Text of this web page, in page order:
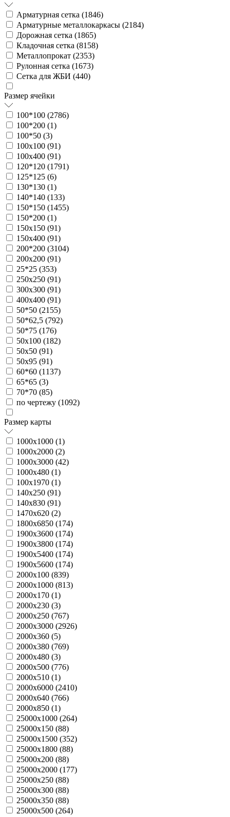
Арматурная сетка (1846)
Арматурные металлокаркасы (2184)
Дорожная сетка (1865)
Кладочная сетка (8158)
Металлопрокат (2353)
Рулонная сетка (1673)
Сетка для ЖБИ (440)
Размер ячейки
100*100 (2786)
100*200 (1)
100*50 (3)
100х100 (91)
100х400 (91)
120*120 (1791)
125*125 (6)
130*130 (1)
140*140 (133)
150*150 (1455)
150*200 (1)
150х150 (91)
150х400 (91)
200*200 (3104)
200х200 (91)
25*25 (353)
250х250 (91)
300х300 (91)
400х400 (91)
50*50 (2155)
50*62,5 (792)
50*75 (176)
50х100 (182)
50х50 (91)
50х95 (91)
60*60 (1137)
65*65 (3)
70*70 (85)
по чертежу (1092)
Размер карты
1000х1000 (1)
1000х2000 (2)
1000х3000 (42)
1000х480 (1)
100х1970 (1)
140х250 (91)
140х830 (91)
1470х620 (2)
1800х6850 (174)
1900х3600 (174)
1900х3800 (174)
1900х5400 (174)
1900х5600 (174)
2000х100 (839)
2000х1000 (813)
2000х170 (1)
2000х230 (3)
2000х250 (767)
2000х3000 (2926)
2000х360 (5)
2000х380 (769)
2000х480 (3)
2000х500 (776)
2000х510 (1)
2000х6000 (2410)
2000х640 (766)
2000х850 (1)
25000х1000 (264)
25000х150 (88)
25000х1500 (352)
25000х1800 (88)
25000х200 (88)
25000х2000 (177)
25000х250 (88)
25000х300 (88)
25000х350 (88)
25000х500 (264)